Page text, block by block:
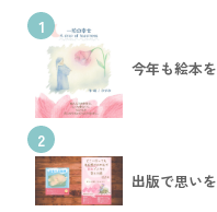
1
今年も絵本
2
出版で思い